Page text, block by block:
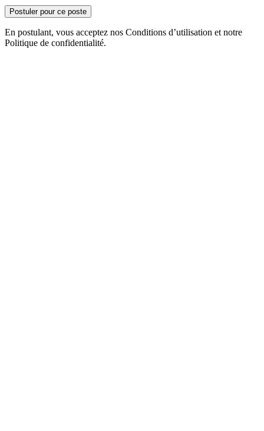
Postuler pour ce poste
En postulant, vous acceptez nos Conditions d’utilisation et notre
Politique de confidentialité.